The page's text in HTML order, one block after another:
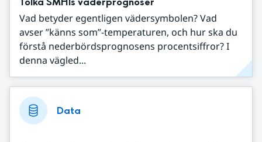
Vad betyder egentligen vädersymbolen? Vad
avser ”känns som”-temperaturen, och hur ska du
förstå nederbördsprognosens procentsiffror? I
denna vägled...
Data